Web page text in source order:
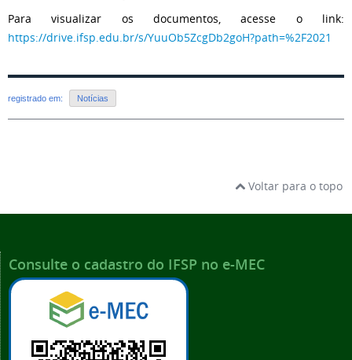
Para visualizar os documentos, acesse o link:
https://drive.ifsp.edu.br/s/YuuOb5ZcgDb2goH?path=%2F2021
registrado em: Notícias
Voltar para o topo
Consulte o cadastro do IFSP no e-MEC